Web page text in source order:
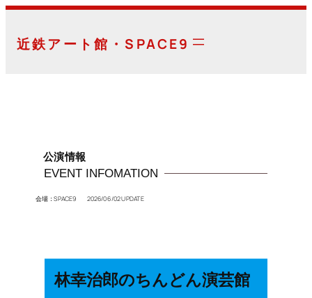
内
を近鉄アート館・SPACE9
公演情報
EVENT INFOMATION
会場：SPACE9 2026/06/02 UPDATE
林幸治郎のちんどん演芸館